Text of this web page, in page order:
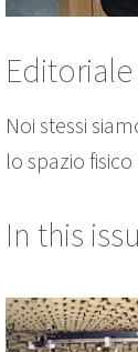
Editoriale
Noi stessi
lo spazio
In this